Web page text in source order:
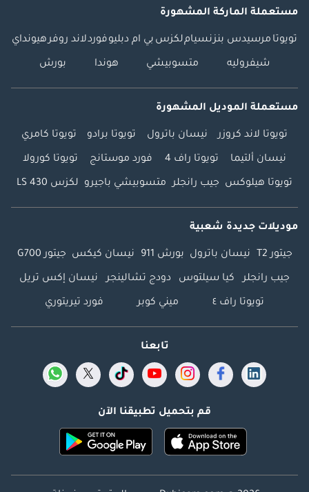
مستعملة الماركة المشهورة
تويوتا مرسيدس بنزنسياملكزس بي ام دبليوفوردلاند روفرهيونداي
شيفروليه متسوبيشي هوندا بورش
مستعملة الموديل المشهورة
تويوتا لاند كروزر نيسان باترول تويوتا برادو تويوتا كامري
نيسان ألتيما تويوتا راف 4 فورد موستانج تويوتا كورولا
تويوتا هيلوكس جيب رانجلر متسوبيشي باجيرو لكزس LS 430
موديلات جديدة شعبية
جيتور T2 نيسان باترول بورش 911 نيسان كيكس جيتور G700
جيب رانجلر كيا سيلتوس دودج تشالينجر نيسان إكس تريل
تويوتا راف ٤ ميني كوبر فورد تيريتوري
تابعنا
قم بتحميل تطبيقنا الآن